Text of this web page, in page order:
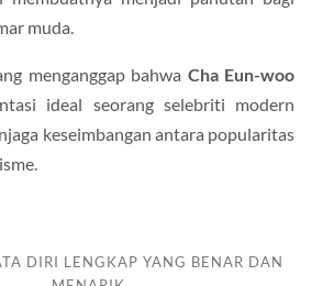
muda.
menganggap bahwa Cha Eun-woo
ideal seorang selebriti modern
keseimbangan antara popularitas
DIRI LENGKAP YANG BENAR DAN